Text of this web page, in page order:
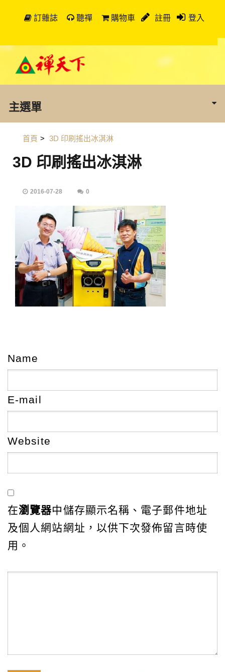
訂雜誌 聽禪 購物車 註冊 登入
主選單
首頁 > 3D 印刷搖出冰淇淋
3D 印刷搖出冰淇淋
2016-07-28 0
Name
E-mail
Website
在瀏覽器中儲存顯示名稱、電子郵件地址
及個人網站網址，以供下次發佈留言時使
用。